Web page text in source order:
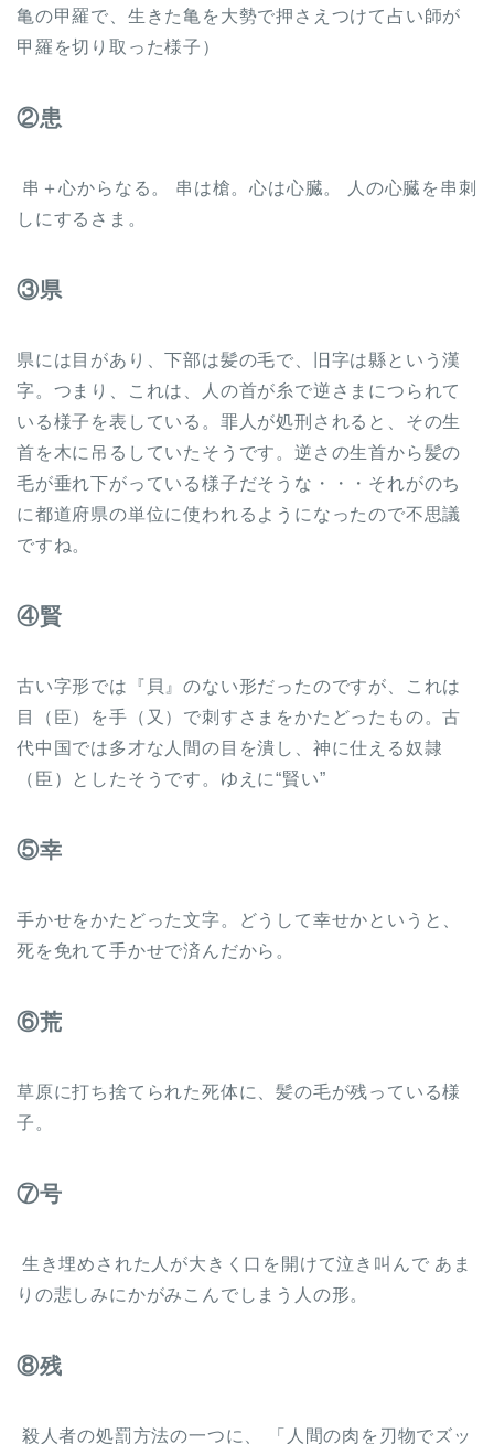
亀の甲羅で、生きた亀を大勢で押さえつけて占い師が
甲羅を切り取った様子）
②患
串＋心からなる。 串は槍。心は心臓。 人の心臓を串刺
しにするさま。
③県
県には目があり、下部は髪の毛で、旧字は縣という漢
字。つまり、これは、人の首が糸で逆さまにつられて
いる様子を表している。罪人が処刑されると、その生
首を木に吊るしていたそうです。逆さの生首から髪の
毛が垂れ下がっている様子だそうな・・・それがのち
に都道府県の単位に使われるようになったので不思議
ですね。
④賢
古い字形では『貝』のない形だったのですが、これは
目（臣）を手（又）で刺すさまをかたどったもの。古
代中国では多才な人間の目を潰し、神に仕える奴隷
（臣）としたそうです。ゆえに“賢い”
⑤幸
手かせをかたどった文字。どうして幸せかというと、
死を免れて手かせで済んだから。
⑥荒
草原に打ち捨てられた死体に、髪の毛が残っている様
子。
⑦号
生き埋めされた人が大きく口を開けて泣き叫んで あま
りの悲しみにかがみこんでしまう人の形。
⑧残
殺人者の処罰方法の一つに、 「人間の肉を刃物でズッ